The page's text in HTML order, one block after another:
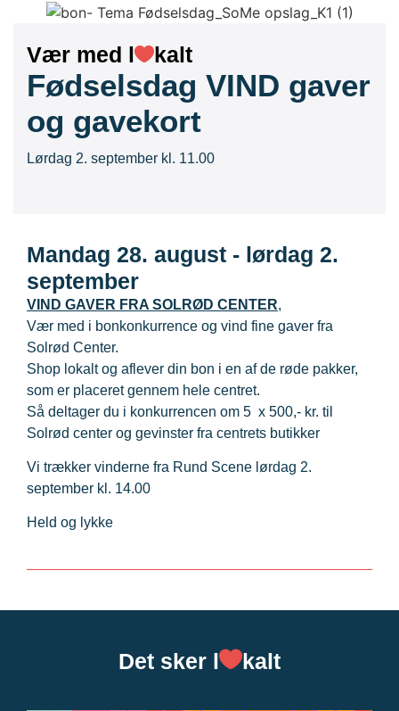
Vær med l kalt
Fødselsdag VIND gaver
og gavekort
Lørdag 2. september kl. 11.00
Mandag 28. august - lørdag 2.
september
VIND GAVER FRA SOLRØD CENTER,
Vær med i bonkonkurrence og vind fine gaver fra
Solrød Center.
Shop lokalt og aflever din bon i en af de røde pakker,
som er placeret gennem hele centret.
Så deltager du i konkurrencen om 5 x 500,- kr. til
Solrød center og gevinster fra centrets butikker
Vi trækker vinderne fra Rund Scene lørdag 2.
september kl. 14.00
Held og lykke
Det sker l kalt